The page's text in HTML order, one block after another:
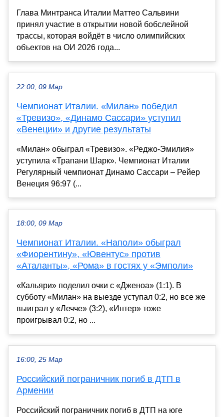
Глава Минтранса Италии Маттео Сальвини
принял участие в открытии новой бобслейной
трассы, которая войдёт в число олимпийских
объектов на ОИ 2026 года...
22:00, 09 Мар
Чемпионат Италии. «Милан» победил
«Тревизо», «Динамо Сассари» уступил
«Венеции» и другие результаты
«Милан» обыграл «Тревизо». «Реджо-Эмилия»
уступила «Трапани Шарк». Чемпионат Италии
Регулярный чемпионат Динамо Сассари – Рейер
Венеция 96:97 (...
18:00, 09 Мар
Чемпионат Италии. «Наполи» обыграл
«Фиорентину», «Ювентус» против
«Аталанты», «Рома» в гостях у «Эмполи»
«Кальяри» поделил очки с «Дженоа» (1:1). В
субботу «Милан» на выезде уступал 0:2, но все же
выиграл у «Лечче» (3:2), «Интер» тоже
проигрывал 0:2, но ...
16:00, 25 Мар
Российский пограничник погиб в ДТП в
Армении
Российский пограничник погиб в ДТП на юге